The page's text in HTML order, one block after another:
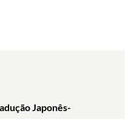
Japonês-